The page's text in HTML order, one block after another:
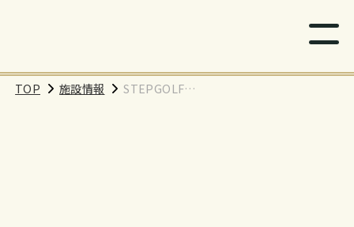
TOP 施設情報
STEPGOLF